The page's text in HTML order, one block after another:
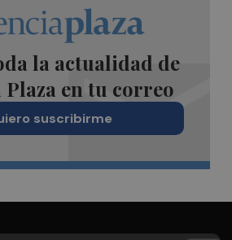
la actualidad de
Plaza en tu correo
suscribirme